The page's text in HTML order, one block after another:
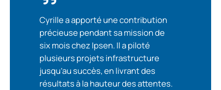
Cyrille a apporté une contribution
précieuse pendant sa mission de
six mois chez Ipsen. Il a piloté
plusieurs projets infrastructure
jusqu’au succès, en livrant des
résultats à la hauteur des attentes.